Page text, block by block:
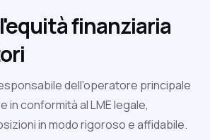
finanziaria
dell'operatore principale
in conformità al LME legale,
in modo rigoroso e affidabile.